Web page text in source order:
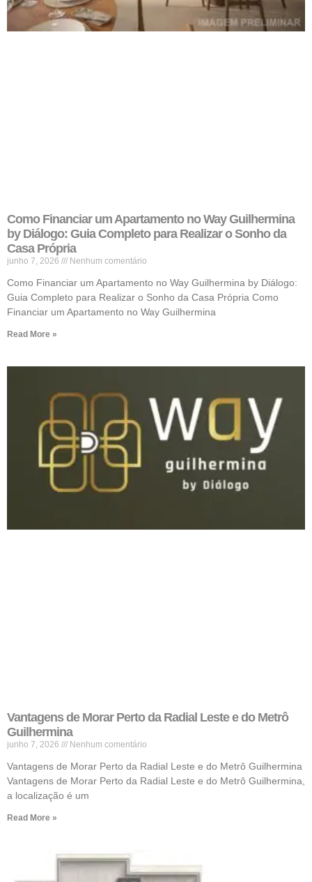
Como Financiar um Apartamento no Way Guilhermina
by Diálogo: Guia Completo para Realizar o Sonho da
Casa Própria
junho 7, 2026 Nenhum comentário
Como Financiar um Apartamento no Way Guilhermina by Diálogo:
Guia Completo para Realizar o Sonho da Casa Própria Como
Financiar um Apartamento no Way Guilhermina
Read More »
Vantagens de Morar Perto da Radial Leste e do Metrô
Guilhermina
junho 7, 2026 Nenhum comentário
Vantagens de Morar Perto da Radial Leste e do Metrô Guilhermina
Vantagens de Morar Perto da Radial Leste e do Metrô Guilhermina,
a localização é um
Read More »